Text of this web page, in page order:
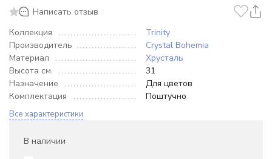
Написать отзыв
Коллекция
Trinity
Производитель
Crystal Bohemia
Материал
Хрусталь
Высота см.
31
Назначение
Для цветов
Комплектация
Поштучно
Все характеристики
В наличии